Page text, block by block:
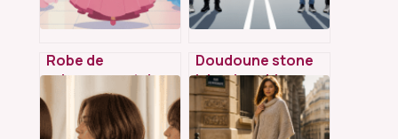
Robe de
princesse : styles,
conseils et idées
pour un look
Doudoune stone
island : guide
complet pour bien
choisir et éviter les